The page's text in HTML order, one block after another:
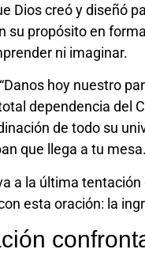
Dios creó y diseñó
su propósito en
ni imaginar.
hoy nuestro
dependencia del
de todo su
que llega a tu mesa.
a la última tentación
esta oración: la